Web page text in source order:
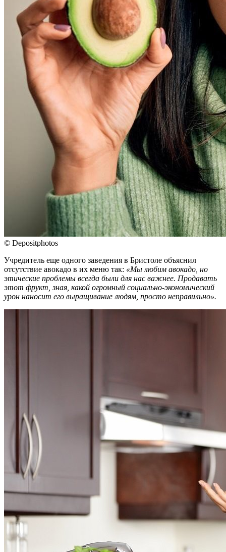
© Depositphotos
Учредитель еще одного заведения в Бристоле объяснил
отсутствие авокадо в их меню так: «Мы любим авокадо, но
этические проблемы всегда были для нас важнее. Продавать
этот фрукт, зная, какой огромный социально-экономический
урон наносит его выращивание людям, просто неправильно».